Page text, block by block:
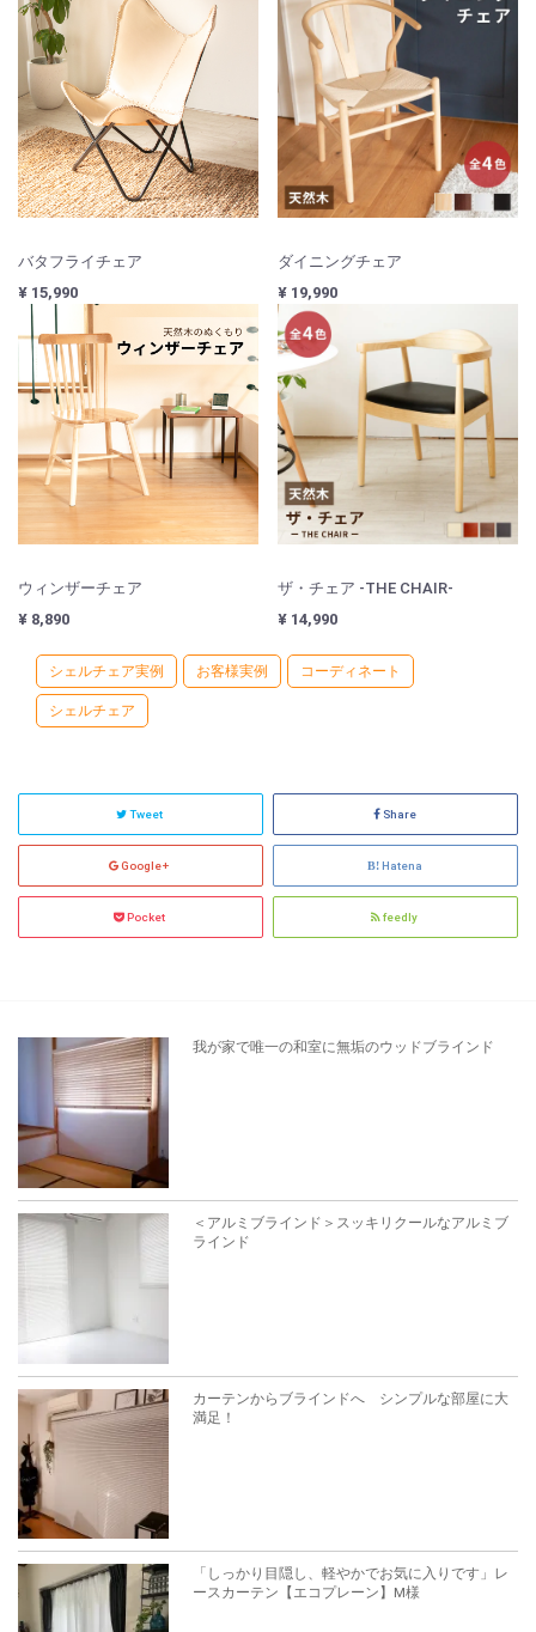
バタフライチェア
¥ 15,990
ダイニングチェア
¥ 19,990
ウィンザーチェア
¥ 8,890
ザ・チェア -THE CHAIR-
¥ 14,990
シェルチェア実例 お客様実例 コーディネート
シェルチェア
Tweet Share
Google+ Hatena
Pocket feedly
我が家で唯一の和室に無垢のウッドブラインド
＜アルミブラインド＞スッキリクールなアルミブ
ラインド
カーテンからブラインドへ シンプルな部屋に大
満足！
「しっかり目隠し、軽やかでお気に入りです」レ
ースカーテン【エコプレーン】M様